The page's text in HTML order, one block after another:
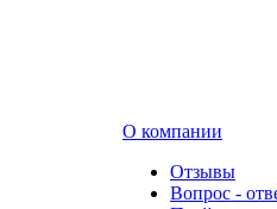
О компании
Отзывы
Вопрос -